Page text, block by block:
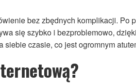
bez zbędnych komplikacji. Po
się szybko i bezproblemowo,
siebie czasie, co jest ogromnym